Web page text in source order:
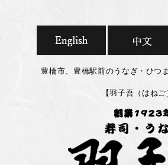
豊橋市、豊橋駅前のうなぎ・ひつ
【羽子吾（はねご